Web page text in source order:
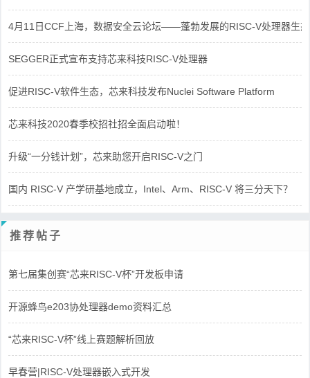
4月11日CCF上海，数据安全云论坛——蓬勃发展的RISC-V处理器生态
SEGGER正式宣布支持芯来科技RISC-V处理器
促进RISC-V软件生态，芯来科技发布Nuclei Software Platform
芯来科技2020春季校招社招全面启动啦！
升级“一分钱计划”，芯来助您开启RISC-V之门
国内 RISC-V 产学研基地成立，Intel、Arm、RISC-V 将三分天下？
推荐帖子
第七届集创赛“芯来RISC-V杯”开发板申请
开源蜂鸟e203协处理器demo资料汇总
“芯来RISC-V杯”线上赛题解析回放
早春营|RISC-V处理器嵌入式开发